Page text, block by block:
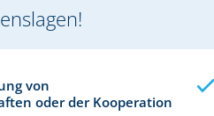
von
oder der Kooperation